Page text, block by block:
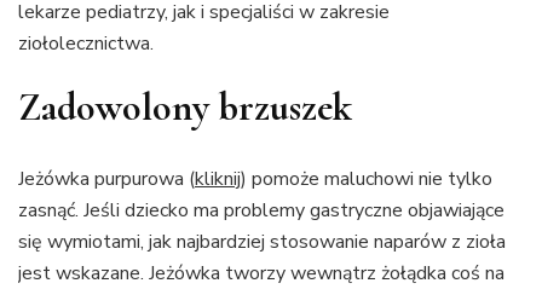
lekarze pediatrzy, jak i specjaliści w zakresie
ziołolecznictwa.
Zadowolony brzuszek
Jeżówka purpurowa (kliknij) pomoże maluchowi nie tylko
zasnąć. Jeśli dziecko ma problemy gastryczne objawiające
się wymiotami, jak najbardziej stosowanie naparów z zioła
jest wskazane. Jeżówka tworzy wewnątrz żołądka coś na